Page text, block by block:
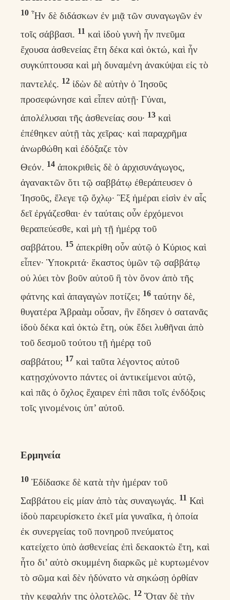
10 Ἦν δὲ διδάσκων ἐν μιᾷ τῶν συναγωγῶν ἐν
τοῖς σάββασι. 11 καὶ ἰδοὺ γυνὴ ἦν πνεῦμα
ἔχουσα ἀσθενείας ἔτη δέκα καὶ ὀκτώ, καὶ ἦν
συγκύπτουσα καὶ μὴ δυναμένη ἀνακύψαι εἰς τὸ
παντελές. 12 ἰδὼν δὲ αὐτὴν ὁ Ἰησοῦς
προσεφώνησε καὶ εἶπεν αὐτῇ· Γύναι,
ἀπολέλυσαι τῆς ἀσθενείας σου· 13 καὶ
ἐπέθηκεν αὐτῇ τὰς χεῖρας· καὶ παραχρῆμα
ἀνωρθώθη καὶ ἐδόξαζε τὸν
Θεόν. 14 ἀποκριθεὶς δὲ ὁ ἀρχισυνάγωγος,
ἀγανακτῶν ὅτι τῷ σαββάτῳ ἐθεράπευσεν ὁ
Ἰησοῦς, ἔλεγε τῷ ὄχλῳ· Ἓξ ἡμέραι εἰσὶν ἐν αἷς
δεῖ ἐργάζεσθαι· ἐν ταύταις οὖν ἐρχόμενοι
θεραπεύεσθε, καὶ μὴ τῇ ἡμέρᾳ τοῦ
σαββάτου. 15 ἀπεκρίθη οὖν αὐτῷ ὁ Κύριος καὶ
εἶπεν· Ὑποκριτά· ἕκαστος ὑμῶν τῷ σαββάτῳ
οὐ λύει τὸν βοῦν αὐτοῦ ἢ τὸν ὄνον ἀπὸ τῆς
φάτνης καὶ ἀπαγαγὼν ποτίζει; 16 ταύτην δὲ,
θυγατέρα Ἀβραὰμ οὖσαν, ἣν ἔδησεν ὁ σατανᾶς
ἰδοὺ δέκα καὶ ὀκτὼ ἔτη, οὐκ ἔδει λυθῆναι ἀπὸ
τοῦ δεσμοῦ τούτου τῇ ἡμέρᾳ τοῦ
σαββάτου; 17 καὶ ταῦτα λέγοντος αὐτοῦ
κατῃσχύνοντο πάντες οἱ ἀντικείμενοι αὐτῷ,
καὶ πᾶς ὁ ὄχλος ἔχαιρεν ἐπὶ πᾶσι τοῖς ἐνδόξοις
τοῖς γινομένοις ὑπ’ αὐτοῦ.
Ερμηνεία
10 Ἐδίδασκε δὲ κατὰ τὴν ἡμέραν τοῦ
Σαββάτου εἰς μίαν ἀπὸ τὰς συναγωγάς. 11 Καὶ
ἰδοὺ παρευρίσκετο ἐκεῖ μία γυναῖκα, ἡ ὁποία
ἐκ συνεργείας τοῦ πονηροῦ πνεύματος
κατείχετο ὑπὸ ἀσθενείας ἐπὶ δεκαοκτὼ ἔτη, καὶ
ἦτο δι’ αὐτὸ σκυμμένη διαρκῶς μὲ κυρτωμένον
τὸ σῶμα καὶ δὲν ἠδύνατο νὰ σηκώσῃ ὀρθίαν
τὴν κεφαλήν της ὁλοτελῶς. 12 Ὅταν δὲ τὴν